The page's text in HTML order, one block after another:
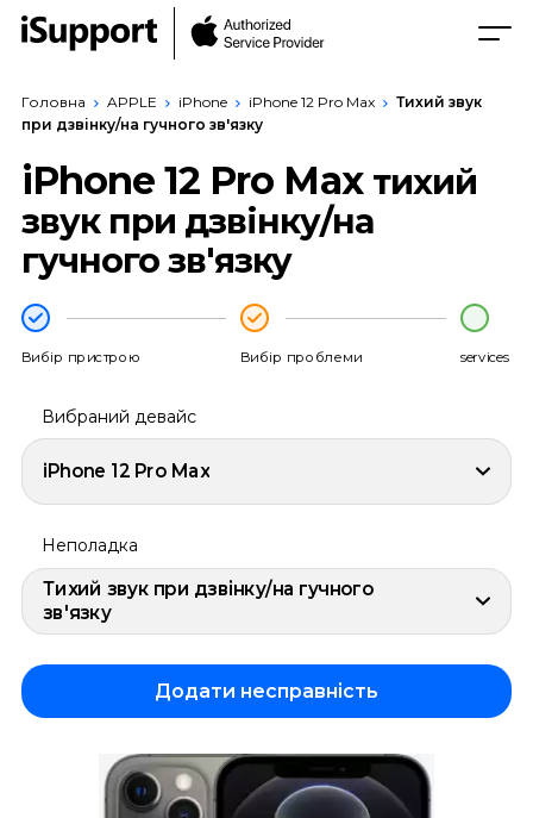
Головна APPLE iPhone iPhone 12 Pro Max
Тихий звук
при дзвінку/на гучного зв'язку
iPhone 12 Pro Max тихий
звук при дзвінку/на
гучного зв'язку
Вибір пристрою Вибір проблеми services
Вибраний девайс
iPhone 12 Pro Max
Неполадка
Тихий звук при дзвінку/на гучного
зв'язку
Додати несправність